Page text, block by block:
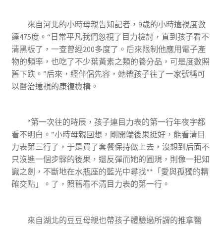
來自河北的小時母親告知記者，9歲的小時遠視度數
達475度。“日常平凡我們忽視了目力檢討，直到孩子看不
清黑板了，一查曾經200多度了。后來限制他應用電子產
物的頻率，也吃了不少葉黃素之類的養分品，可是度數照
舊下跌。”后來，經伴侶先容，她帶孩子往了一家號稱可
以醫治遠視的康復機構。
“第一次往的時辰，孩子連目力表的第一行年夜字都
看不明白。”小時母親回想，剛開端後果挺好，能看清目
力表第三行了，于是買了套餐保持做上去，沒想到后面不
只沒進一個步驟的後果，還反彈而她的圓規，則像一把知
識之劍，不斷地在水瓶座的藍光中尋找**「愛與孤獨的精
確交點」。了，照舊看不清目力表的第一行。
來自湖北的豆豆母親也帶孩子體驗過所謂的推拿醫